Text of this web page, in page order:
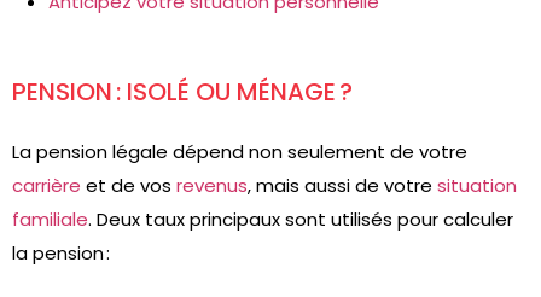
PENSION : ISOLÉ OU MÉNAGE ?
La pension légale dépend non seulement de votre
carrière et de vos revenus, mais aussi de votre situation
familiale. Deux taux principaux sont utilisés pour calculer
la pension :